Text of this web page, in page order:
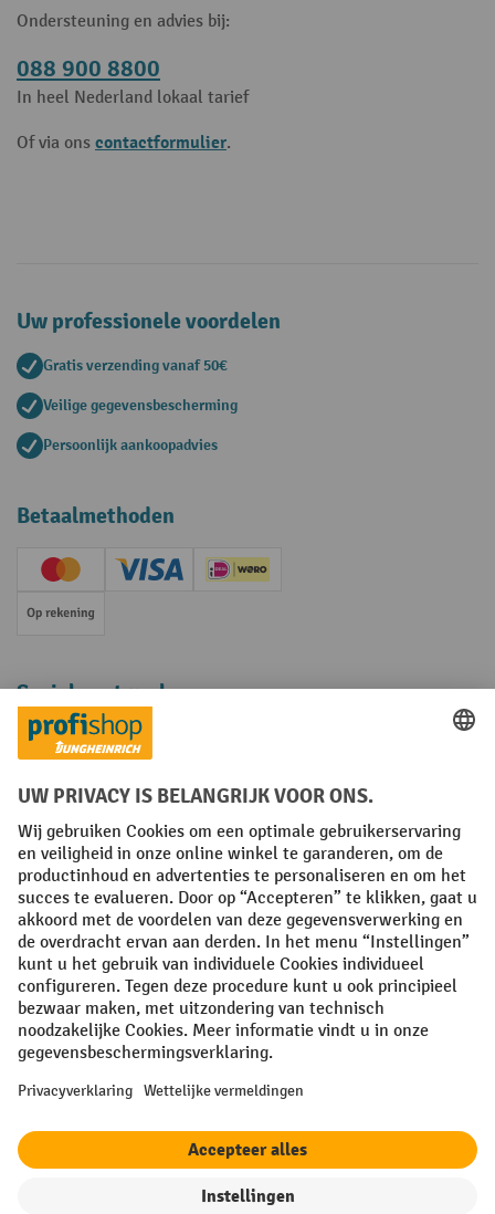
Ondersteuning en advies bij:
088 900 8800
In heel Nederland lokaal tarief
Of via ons contactformulier.
Uw professionele voordelen
Gratis verzending vanaf 50€
Veilige gegevensbescherming
Persoonlijk aankoopadvies
Betaalmethoden
Creditcard (Master)Creditcard (Visa)iDEAL | Wero
Op rekening
Sociale netwerken
Facebook
YouTube
LinkedInInstagram
Algemene leveringsvoorwaarden Copyright
Privacyverklaring Privacy Instellingen
All prices excl. VAT plusshipping costs and possible delivery charges,
if not stated otherwise.
¹ De korting is geldig zolang de voorraad strekt. De korting is niet van
toepassing op speciale prijzen. Een combinatie met andere
procentuele kortingen of vouchers is niet mogelijk. | ² De korting
nieuwsbrief. De voucher is 10 dagen geldig en kan online worden
korting varieert per productcategorie en is maximaal 10%. Elektrische
pallettrucks, elektrische stapelaars, elektrische heftrucks en
worden gecombineerd met andere kortingspercentages of vouchers.